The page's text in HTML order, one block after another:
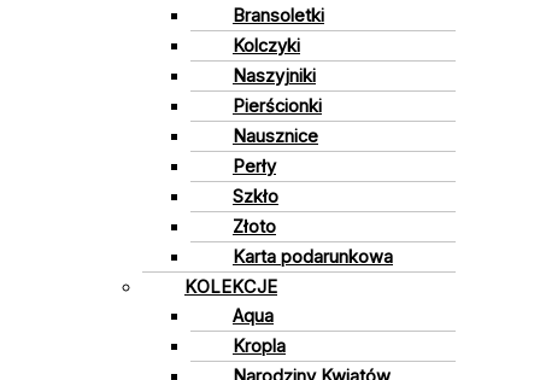
Bransoletki
Kolczyki
Naszyjniki
Pierścionki
Nausznice
Perły
Szkło
Złoto
Karta podarunkowa
KOLEKCJE
Aqua
Kropla